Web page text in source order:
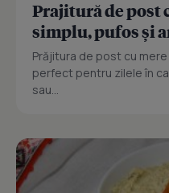
Prajitură de post
simplu, pufos și
Prăjitura de post cu
perfect pentru zilele în
sau...